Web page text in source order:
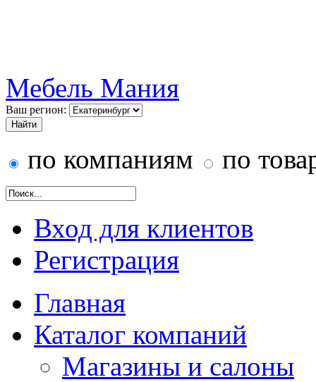
Мебель Мания
Ваш регион:
по компаниям по
Вход для клиентов
Регистрация
Главная
Каталог компаний
Магазины и салоны